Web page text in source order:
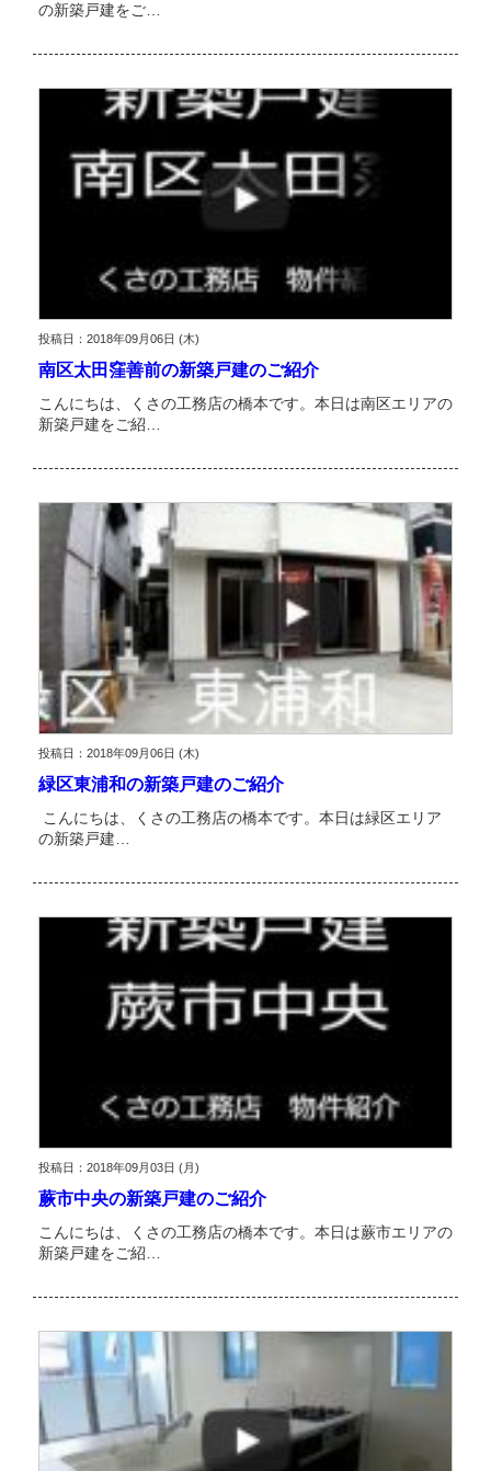
の新築戸建をご…
投稿日：2018年09月06日 (木)
南区太田窪善前の新築戸建のご紹介
こんにちは、くさの工務店の橋本です。本日は南区エリアの
新築戸建をご紹…
投稿日：2018年09月06日 (木)
緑区東浦和の新築戸建のご紹介
こんにちは、くさの工務店の橋本です。本日は緑区エリア
の新築戸建…
投稿日：2018年09月03日 (月)
蕨市中央の新築戸建のご紹介
こんにちは、くさの工務店の橋本です。本日は蕨市エリアの
新築戸建をご紹…